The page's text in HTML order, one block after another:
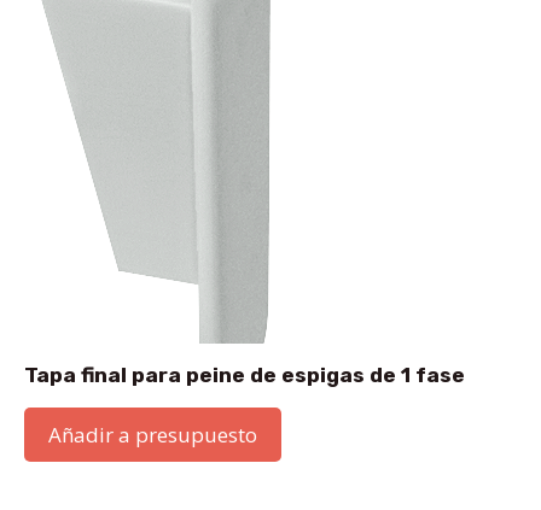
Tapa final para peine de espigas de 1 fase
Añadir a presupuesto